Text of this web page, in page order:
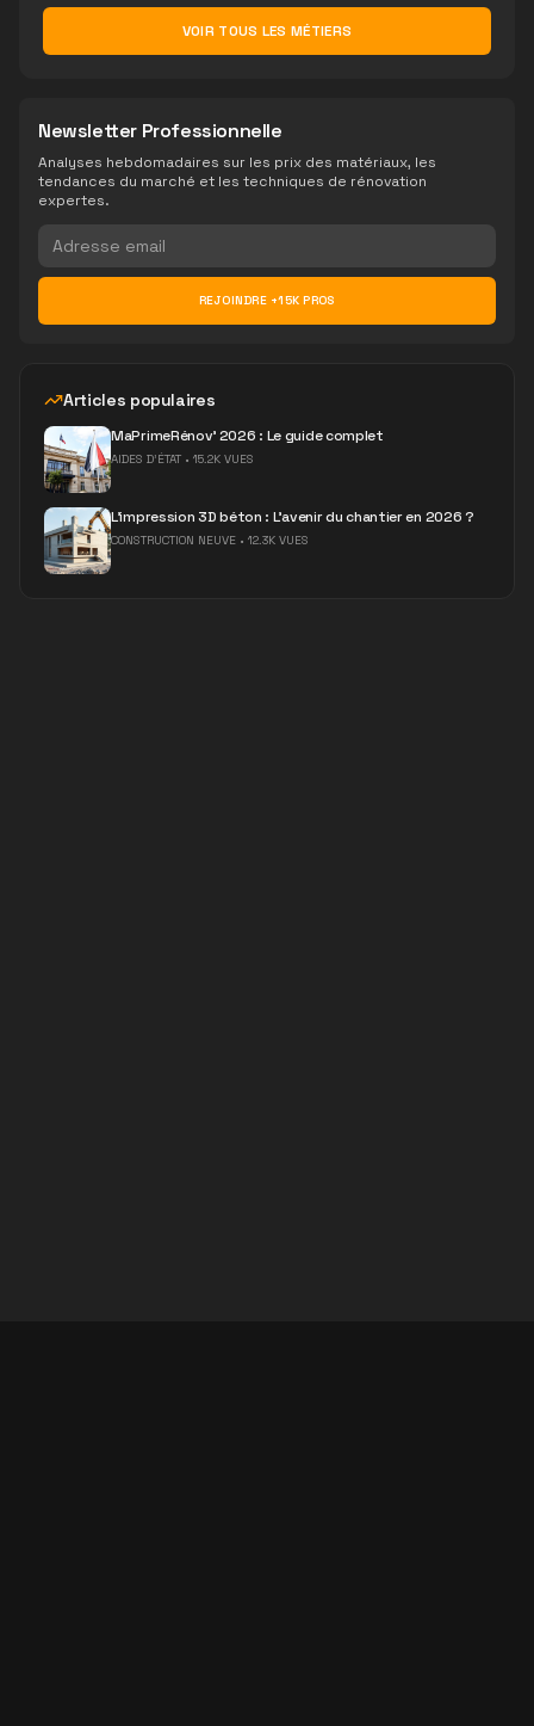
VOIR TOUS LES MÉTIERS
Newsletter Professionnelle
Analyses hebdomadaires sur les prix des matériaux, les
tendances du marché et les techniques de rénovation
expertes.
REJOINDRE +15K PROS
Articles populaires
MaPrimeRénov' 2026 : Le guide complet
AIDES D'ÉTAT • 15.2K VUES
L'impression 3D béton : L'avenir du chantier en 2026 ?
CONSTRUCTION NEUVE • 12.3K VUES